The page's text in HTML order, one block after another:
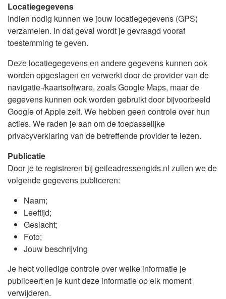
Locatiegegevens
Indien nodig kunnen we jouw locatiegegevens (GPS)
verzamelen. In dat geval wordt je gevraagd vooraf
toestemming te geven.
Deze locatiegegevens en andere gegevens kunnen ook
worden opgeslagen en verwerkt door de provider van de
navigatie-/kaartsoftware, zoals Google Maps, maar de
gegevens kunnen ook worden gebruikt door bijvoorbeeld
Google of Apple zelf. We hebben geen controle over hun
acties. We raden je aan om de toepasselijke
privacyverklaring van de betreffende provider te lezen.
Publicatie
Door je te registreren bij geileadressengids.nl zullen we de
volgende gegevens publiceren:
Naam;
Leeftijd;
Geslacht;
Foto;
Jouw beschrijving
Je hebt volledige controle over welke informatie je
publiceert en je kunt deze informatie op elk moment
verwijderen.